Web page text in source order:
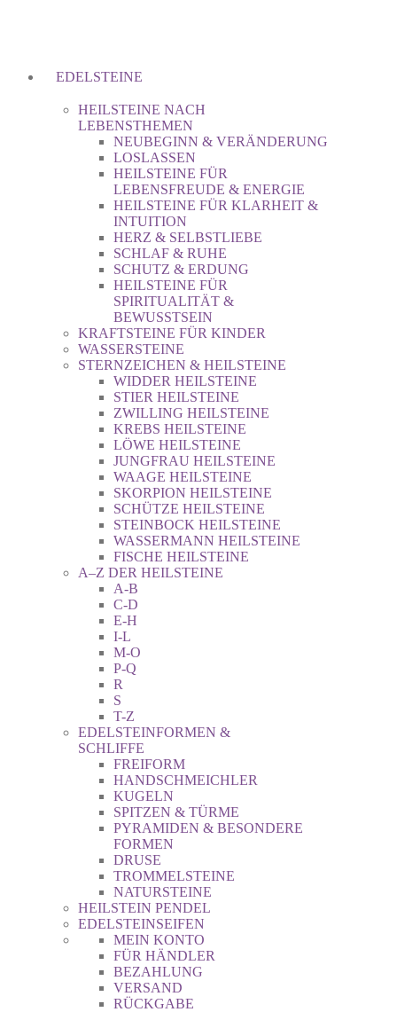
EDELSTEINE
HEILSTEINE NACH
LEBENSTHEMEN
NEUBEGINN & VERÄNDERUNG
LOSLASSEN
HEILSTEINE FÜR
LEBENSFREUDE & ENERGIE
HEILSTEINE FÜR KLARHEIT &
INTUITION
HERZ & SELBSTLIEBE
SCHLAF & RUHE
SCHUTZ & ERDUNG
HEILSTEINE FÜR
SPIRITUALITÄT &
BEWUSSTSEIN
KRAFTSTEINE FÜR KINDER
WASSERSTEINE
STERNZEICHEN & HEILSTEINE
WIDDER HEILSTEINE
STIER HEILSTEINE
ZWILLING HEILSTEINE
KREBS HEILSTEINE
LÖWE HEILSTEINE
JUNGFRAU HEILSTEINE
WAAGE HEILSTEINE
SKORPION HEILSTEINE
SCHÜTZE HEILSTEINE
STEINBOCK HEILSTEINE
WASSERMANN HEILSTEINE
FISCHE HEILSTEINE
A–Z DER HEILSTEINE
A-B
C-D
E-H
I-L
M-O
P-Q
R
S
T-Z
EDELSTEINFORMEN &
SCHLIFFE
FREIFORM
HANDSCHMEICHLER
KUGELN
SPITZEN & TÜRME
PYRAMIDEN & BESONDERE
FORMEN
DRUSE
TROMMELSTEINE
NATURSTEINE
HEILSTEIN PENDEL
EDELSTEINSEIFEN
MEIN KONTO
FÜR HÄNDLER
BEZAHLUNG
VERSAND
RÜCKGABE